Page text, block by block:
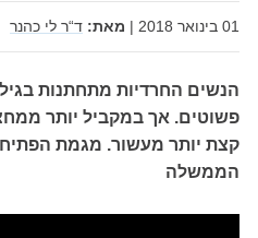
01 בינואר 2018 | מאת: ד“ר לי כהנר
הנשים החרדיות מתחתנות
פשוטים. אך במקביל יותר
קצת יותר מעשור. מגמת
הממשלה